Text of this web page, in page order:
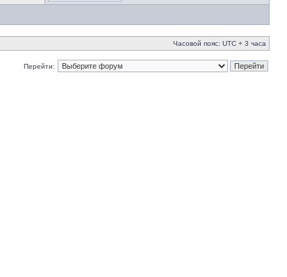
Часовой пояс: UTC + 3 часа
Перейти: